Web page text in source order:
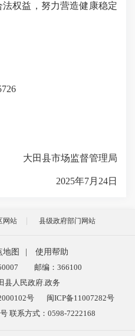
权益，努力营造健康稳定
大田县市场监督管理局
2025年7月24日
网站 县级政府部门网站
地图
使用帮助
邮编：366100
县人民政府.政务
号
闽ICP备11007282号
联系方式：0598-7222168